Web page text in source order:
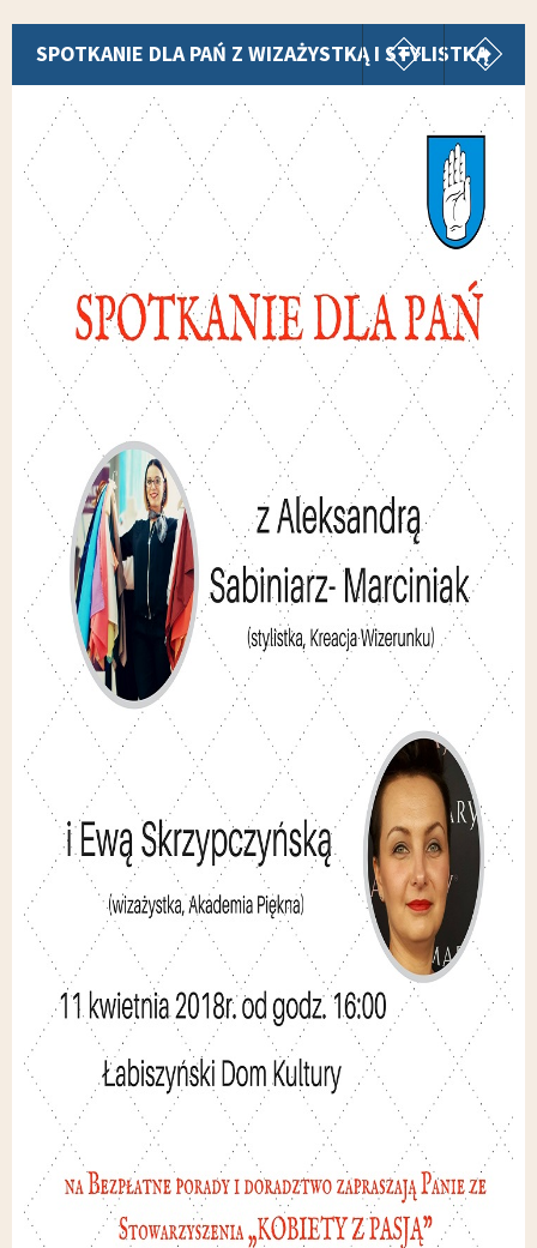
SPOTKANIE DLA PAŃ Z WIZAŻYSTKĄ I STYLISTKĄ
pokaż